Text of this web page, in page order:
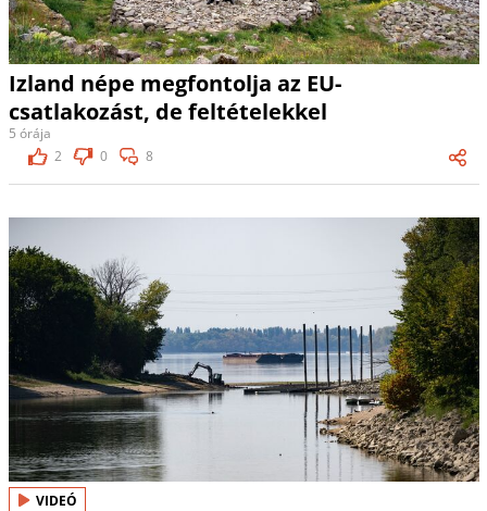
Izland népe megfontolja az EU-
csatlakozást, de feltételekkel
5 órája
2
0 8
VIDEÓ